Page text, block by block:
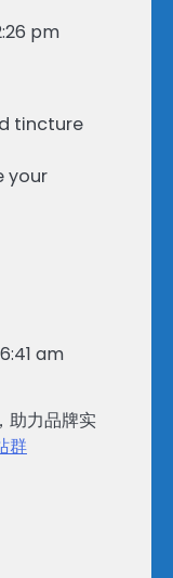
pm
tincture
your
am
助力品牌实
群